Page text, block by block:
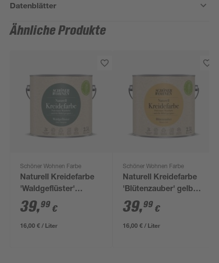
Datenblätter
Ähnliche Produkte
Schöner Wohnen Farbe
Naturell Kreidefarbe
'Waldgeflüster'
dunkelgrün matt 2,5 l
39,99 €
16,00 € / Liter
Schöner Wohnen Farbe
Naturell Kreidefarbe
'Blütenzauber' gelb
matt 2,5 l
39,99 €
16,00 € / Liter